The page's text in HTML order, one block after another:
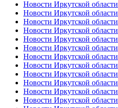
Новости Иркутской области
Новости Иркутской области
Новости Иркутской области
Новости Иркутской области
Новости Иркутской области
Новости Иркутской области
Новости Иркутской области
Новости Иркутской области
Новости Иркутской области
Новости Иркутской области
Новости Иркутской области
Новости Иркутской области